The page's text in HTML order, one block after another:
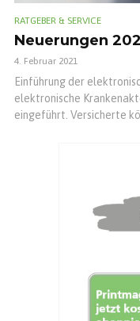
RATGEBER & SERVICE
Neuerungen
4. Februar 2021
Einführung der
elektronische
eingeführt. Versicherte